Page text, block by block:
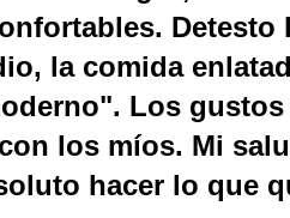
la comida
Los
los míos. Mi
hacer lo que